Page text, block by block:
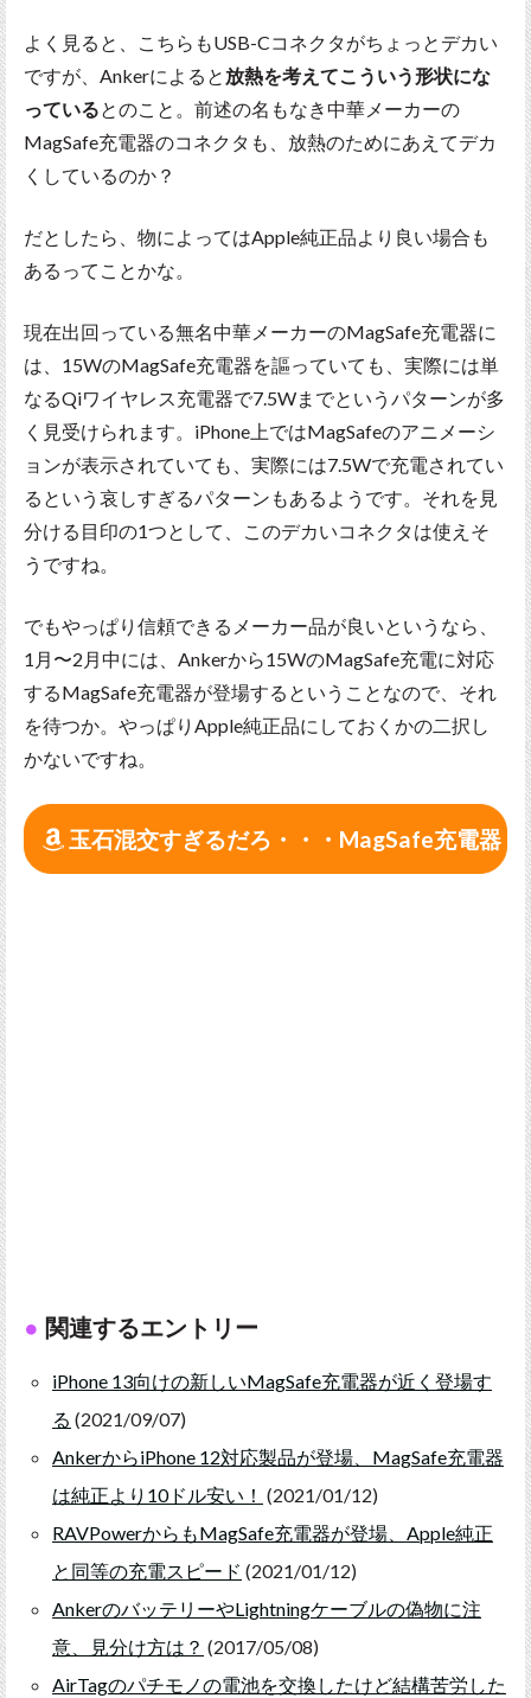
よく見ると、こちらもUSB-Cコネクタがちょっとデカい
ですが、Ankerによると 放熱を考えてこういう形状にな
っているとのこと。前述の名もなき中華メーカーの
MagSafe充電器のコネクタも、放熱のためにあえてデカ
くしているのか？
だとしたら、物によってはApple純正品より良い場合も
あるってことかな。
現在出回っている無名中華メーカーのMagSafe充電器に
は、15WのMagSafe充電器を謳っていても、実際には単
なるQiワイヤレス充電器で7.5Wまでというパターンが多
く見受けられます。iPhone上ではMagSafeのアニメーシ
ョンが表示されていても、実際には7.5Wで充電されてい
るという哀しすぎるパターンもあるようです。それを見
分ける目印の1つとして、このデカいコネクタは使えそ
うですね。
でもやっぱり信頼できるメーカー品が良いというなら、
1月〜2月中には、Ankerから15WのMagSafe充電に対応
するMagSafe充電器が登場するということなので、それ
を待つか。やっぱりApple純正品にしておくかの二択し
かないですね。
玉石混交すぎるだろ・・・MagSafe充電器
関連するエントリー
iPhone 13向けの新しいMagSafe充電器が近く登場す
る (2021/09/07)
AnkerからiPhone 12対応製品が登場、MagSafe充電器
は純正より10ドル安い！ (2021/01/12)
RAVPowerからもMagSafe充電器が登場、Apple純正
と同等の充電スピード (2021/01/12)
AnkerのバッテリーやLightningケーブルの偽物に注
意、見分け方は？ (2017/05/08)
AirTagのパチモノの電池を交換したけど結構苦労した